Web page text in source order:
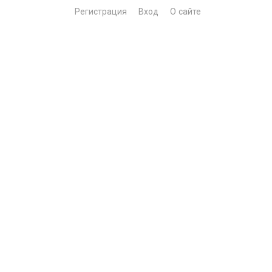
Регистрация Вход О сайте